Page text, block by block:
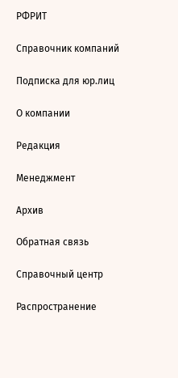
РФРИТ
Справочник компаний
Подписка для юр.лиц
О компании
Редакция
Менеджмент
Архив
Обратная связь
Справочный центр
Распространение